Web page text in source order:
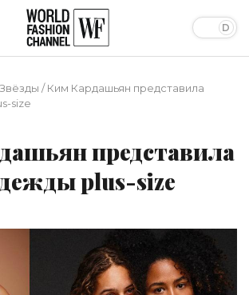
Звёзды /Ким Кардашьян представила
size
представила
plus-size